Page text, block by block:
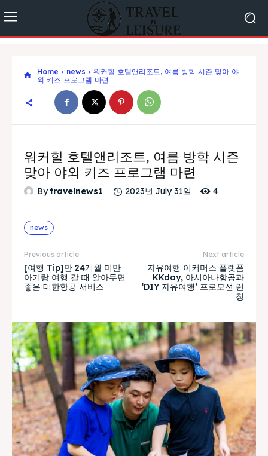
Home news
워커힐 호텔앤리조트, 여름 방학 시즌 맞아 야
외 키즈 프로그램 마련
워커힐 호텔앤리조트, 여름 방학 시즌
맞아 야외 키즈 프로그램 마련
Bytravelnews1 2023년 July 31일 4
news
Previous article
[여행 Tip]만 24개월 미만
아기랑 여행 갈 때 알아두면
좋은 대한항공 서비스
Next article
자유여행 이커머스 플랫폼
KKday, 아시아나항공과
‘DIY 자유여행’ 프로모션 런
칭